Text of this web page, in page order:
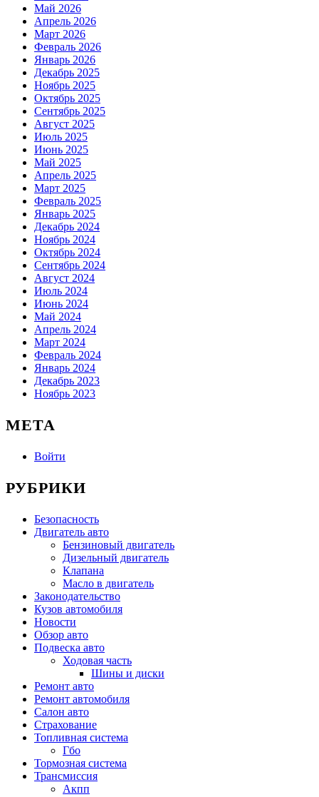
Май 2026
Апрель 2026
Март 2026
Февраль 2026
Январь 2026
Декабрь 2025
Ноябрь 2025
Октябрь 2025
Сентябрь 2025
Август 2025
Июль 2025
Июнь 2025
Май 2025
Апрель 2025
Март 2025
Февраль 2025
Январь 2025
Декабрь 2024
Ноябрь 2024
Октябрь 2024
Сентябрь 2024
Август 2024
Июль 2024
Июнь 2024
Май 2024
Апрель 2024
Март 2024
Февраль 2024
Январь 2024
Декабрь 2023
Ноябрь 2023
МЕТА
Войти
РУБРИКИ
Безопасность
Двигатель авто
Бензиновый двигатель
Дизельный двигатель
Клапана
Масло в двигатель
Законодательство
Кузов автомобиля
Новости
Обзор авто
Подвеска авто
Ходовая часть
Шины и диски
Ремонт авто
Ремонт автомобиля
Салон авто
Страхование
Топливная система
Гбо
Тормозная система
Трансмиссия
Акпп